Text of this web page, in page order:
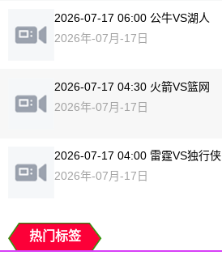
2026-07-17 06:00 公牛VS湖人
2026年-07月-17日
2026-07-17 04:30 火箭VS篮网
2026年-07月-17日
2026-07-17 04:00 雷霆VS独行侠
2026年-07月-17日
热门标签